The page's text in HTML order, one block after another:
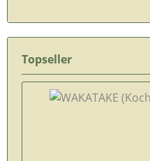
Topseller